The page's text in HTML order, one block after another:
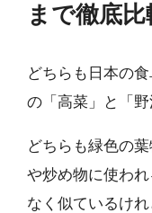
まで徹底比
どちらも日本の
の「高菜」と「野
どちらも緑色の
や炒め物に使わ
なく似ているけ